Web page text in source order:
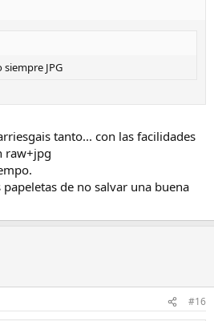
JPG
tanto... con las facilidades
raw+jpg
de no salvar una buena
#16